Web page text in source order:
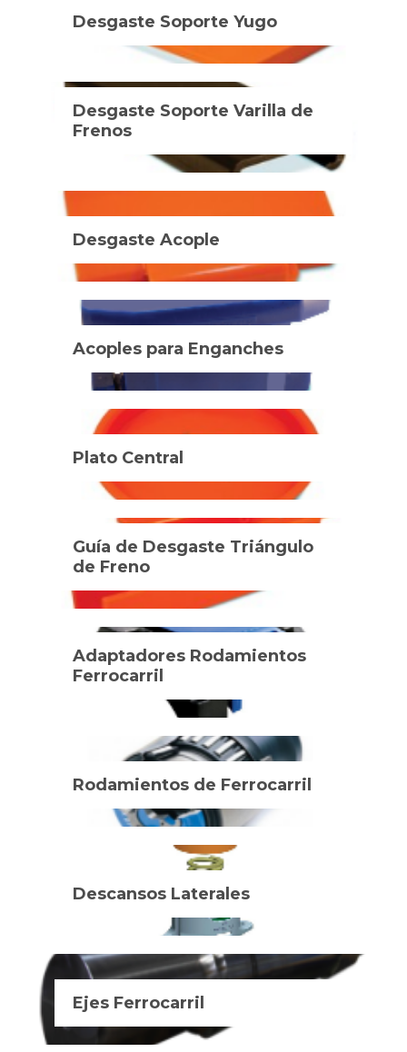
Desgaste Soporte Yugo
Desgaste Soporte Varilla de
Frenos
Desgaste Acople
Acoples para Enganches
Plato Central
Guía de Desgaste Triángulo
de Freno
Adaptadores Rodamientos
Ferrocarril
Rodamientos de Ferrocarril
Descansos Laterales
Ejes Ferrocarril